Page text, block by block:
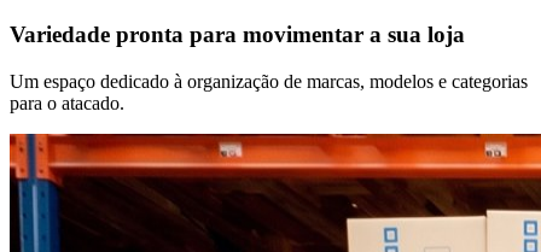
Variedade pronta para movimentar a sua loja
Um espaço dedicado à organização de marcas, modelos e categorias
para o atacado.